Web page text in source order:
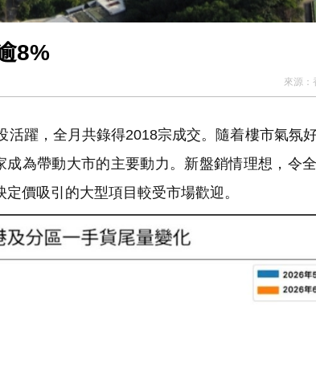
8%
來源：
躍，全月共錄得2018宗成交。隨着樓市氣氛
為帶動大市的主要動力。新盤銷情理想，令
價吸引的大型項目較受市場歡迎。